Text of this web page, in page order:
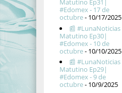
Matutino Ep31|
#Edomex - 17 de
octubre- 10/17/2025
📰 #LunaNoticias
Matutino Ep30|
#Edomex - 10 de
octubre- 10/10/2025
📰 #LunaNoticias
Matutino Ep29|
#Edomex - 9 de
octubre- 10/9/2025